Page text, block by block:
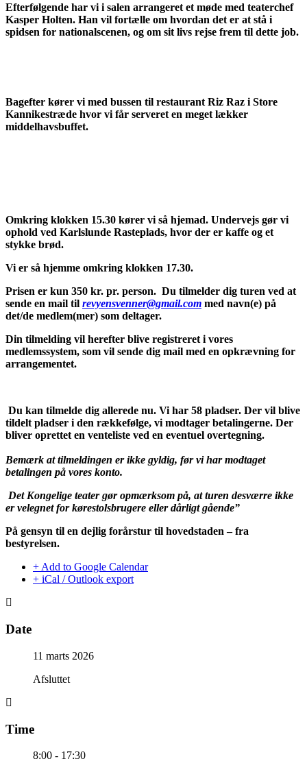
Efterfølgende har vi i salen arrangeret et møde med teaterchef
Kasper Holten. Han vil fortælle om hvordan det er at stå i
spidsen for nationalscenen, og om sit livs rejse frem til dette job.
Bagefter kører vi med bussen til restaurant Riz Raz i Store
Kannikestræde hvor vi får serveret en meget lækker
middelhavsbuffet.
Omkring klokken 15.30 kører vi så hjemad. Undervejs gør vi
ophold ved Karlslunde Rasteplads, hvor der er kaffe og et
stykke brød.
Vi er så hjemme omkring klokken 17.30.
Prisen er kun 350 kr. pr. person. Du tilmelder dig turen ved at
sende en mail til revyensvenner@gmail.com med navn(e) på
det/de medlem(mer) som deltager.
Din tilmelding vil herefter blive registreret i vores
medlemssystem, som vil sende dig mail med en opkrævning for
arrangementet.
Du kan tilmelde dig allerede nu. Vi har 58 pladser. Der vil blive
tildelt pladser i den rækkefølge, vi modtager betalingerne. Der
bliver oprettet en venteliste ved en eventuel overtegning.
Bemærk at tilmeldingen er ikke gyldig, før vi har modtaget
betalingen på vores konto.
Det Kongelige teater gør opmærksom på, at turen desværre ikke
er velegnet for kørestolsbrugere eller dårligt gående”
På gensyn til en dejlig forårstur til hovedstaden – fra
bestyrelsen.
+ Add to Google Calendar
+ iCal / Outlook export
Date
11 marts 2026
Afsluttet
Time
8:00 - 17:30